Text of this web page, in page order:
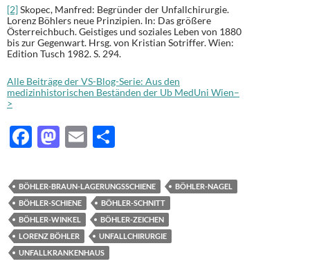
[2]Skopec, Manfred: Begründer der Unfallchirurgie.
Lorenz Böhlers neue Prinzipien. In: Das größere
Österreichbuch. Geistiges und soziales Leben von 1880
bis zur Gegenwart. Hrsg. von Kristian Sotriffer. Wien:
Edition Tusch 1982. S. 294.
Alle Beiträge der VS-Blog-Serie: Aus den
medizinhistorischen Beständen der Ub MedUni Wien–
>
F
e
b
o
o
M
to
d
o
n
E
ail le
n
BÖHLER-BRAUN-LAGERUNGSSCHIENE
BÖHLER-NAGEL
BÖHLER-SCHIENE
BÖHLER-SCHNITT
BÖHLER-WINKEL
BÖHLER-ZEICHEN
LORENZ BÖHLER
UNFALLCHIRURGIE
UNFALLKRANKENHAUS